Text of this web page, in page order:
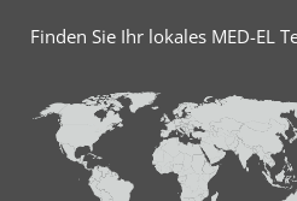
Finden Sie Ihr lokales MED-EL